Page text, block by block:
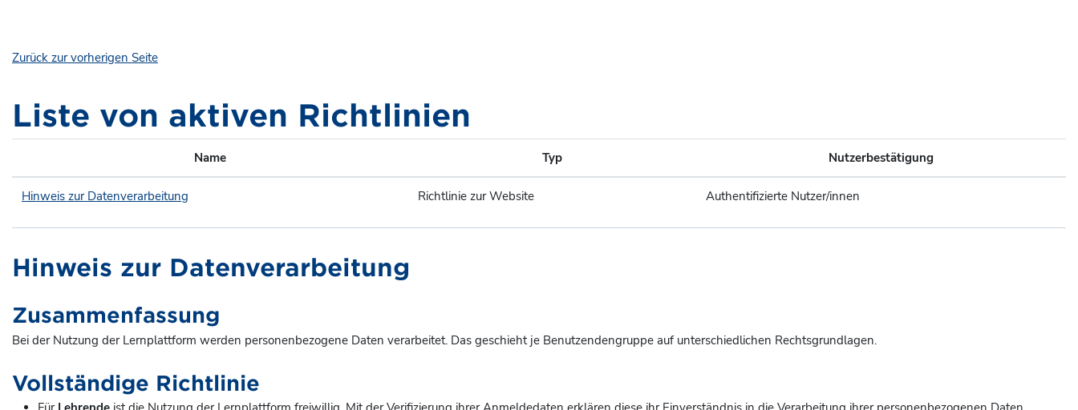
Zurück zur vorherigen Seite
Liste von aktiven Richtlinien
Name Typ Nutzerbestätigung
Hinweis zur Datenverarbeitung Richtlinie zur Website Authentifizierte Nutzer/innen
Hinweis zur Datenverarbeitung
Zusammenfassung
Bei der Nutzung der Lernplattform werden personenbezogene Daten verarbeitet. Das geschieht je Benutzendengruppe auf unterschiedlichen Rechtsgrundlagen.
Vollständige Richtlinie